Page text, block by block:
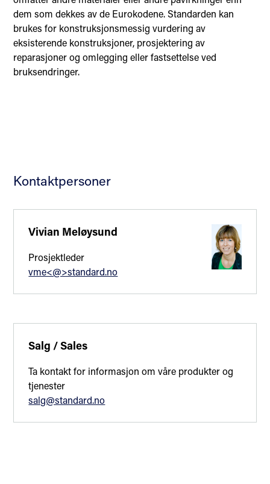
dem som dekkes av de Eurokodene. Standarden kan
brukes for konstruksjonsmessig vurdering av
eksisterende konstruksjoner, prosjektering av
reparasjoner og omlegging eller fastsettelse ved
bruksendringer.
Kontaktpersoner
Vivian Meløysund
Prosjektleder
vme<@>standard.no
Salg / Sales
Ta kontakt for informasjon om våre produkter og
tjenester
salg@standard.no